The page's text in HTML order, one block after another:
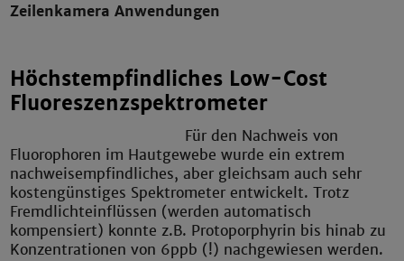
Zeilenkamera Anwendungen
Höchstempfindliches Low-Cost
Fluoreszenzspektrometer
Für den Nachweis von
Fluorophoren im Hautgewebe wurde ein extrem
nachweisempfindliches, aber gleichsam auch sehr
kostengünstiges Spektrometer entwickelt. Trotz
Fremdlichteinflüssen (werden automatisch
kompensiert) konnte z.B. Protoporphyrin bis hinab zu
Konzentrationen von 6ppb (!) nachgewiesen werden.